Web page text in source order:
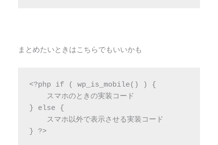
まとめたいときはこちらでもいいかも
<?php if ( wp_is_mobile() ) {
    スマホのときの実装コード
} else {
    スマホ以外で表示させる実装コード
} ?>